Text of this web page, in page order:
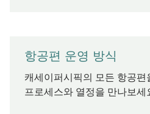
항공편 운영 방식
캐세이퍼시픽의 모든 항공
프로세스와 열정을 만나보세